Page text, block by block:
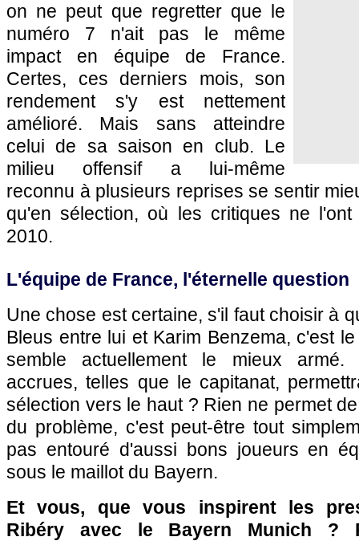
on ne peut que regretter que le
numéro 7 n'ait pas le même
impact en équipe de France.
Certes, ces derniers mois, son
rendement s'y est nettement
amélioré. Mais sans atteindre
celui de sa saison en club. Le
milieu offensif a lui-même
reconnu à plusieurs reprises se sentir
qu'en sélection, où les critiques ne
2010.
L'équipe de France, l'éternelle question
Une chose est certaine, s'il faut choisir à
Bleus entre lui et Karim Benzema, c'est
semble actuellement le mieux armé.
accrues, telles que le capitanat,
sélection vers le haut ? Rien ne permet
du problème, c'est peut-être tout
pas entouré d'aussi bons joueurs en
sous le maillot du Bayern.
Et vous, que vous inspirent les
Ribéry avec le Bayern Munich ?